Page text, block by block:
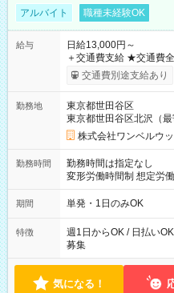
アルバイト 職種未経験OK
給与
日給13,000円～
＋交通費支給 ★交通費全額支給！ ┗案件により規定あり ★日払
いOK！（規定あり） ┗
ンビニATMから 日払い分を引
交通費別途支給あり
勤務地
東京都世田谷区
東京都世田谷区北沢（最
株式会社ワンベルウ
勤務時間
勤務時間は指定なし
変形労働時間制 想定労働時間160時間
～21：00
期間 単発・1日のみOK
特徴
週1日からOK / 日払い
募集
気になる！